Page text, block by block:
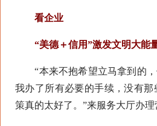
看企业
“美德＋信用”激发文明大能
“本来不抱希望立马拿到的，
我办了所有必要的手续，没有
策真的太好了。”来服务大厅办理